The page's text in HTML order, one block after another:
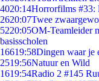
4020:14Horrorfilms #33:
2620:07Twee
5220:05OM-Teamleider
basisscholen
16619:58Dingen waar je
2519:56Natuur en Wild
1619:54Radio 2 #145